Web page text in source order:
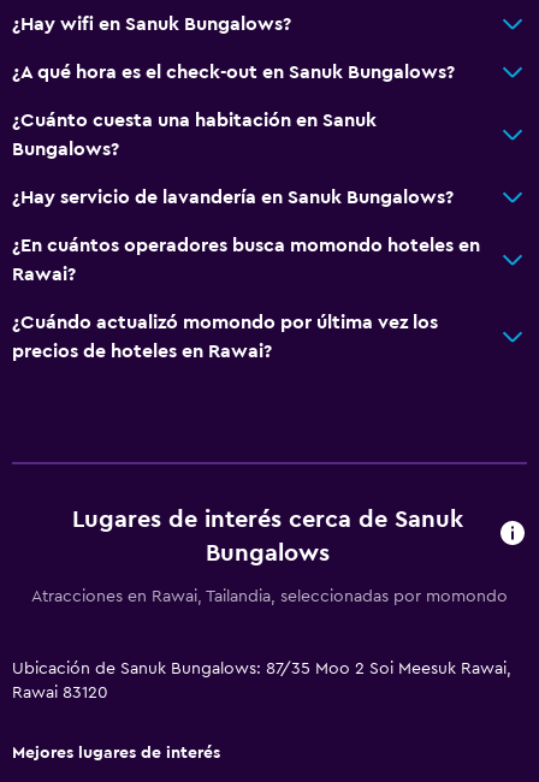
Sillas de playa
Comedor al aire libre
General
Habitaciones familiares
Zona de estar
Vista al jardín
Vista a la piscina
Sistema de entretenimiento
Sala de estar/TV compartida
Habitación
Perchero
¿Hay wifi en Sanuk Bungalows?
¿A qué hora es el check-out en Sanuk Bungalows?
¿Cuánto cuesta una habitación en Sanuk
Bungalows?
¿Hay servicio de lavandería en Sanuk Bungalows?
¿En cuántos operadores busca momondo hoteles en
Rawai?
¿Cuándo actualizó momondo por última vez los
precios de hoteles en Rawai?
Lugares de interés cerca de Sanuk
Bungalows
Atracciones en Rawai, Tailandia, seleccionadas por momondo
Ubicación de Sanuk Bungalows: 87/35 Moo 2 Soi Meesuk Rawai,
Rawai 83120
Mejores lugares de interés